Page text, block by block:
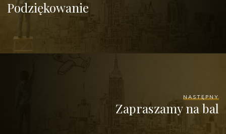
Podziękowanie
NASTĘPNY
Zapraszamy na bal